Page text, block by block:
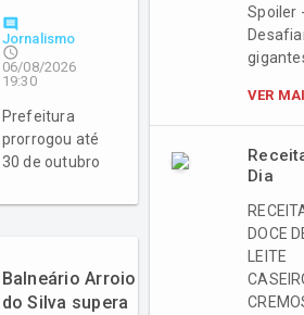
oportunidade
de quitação
de débitos
comment
Jornalismo
access_time
06/08/2026
19:30
Prefeitura
prorrogou até
30 de outubro
Refis para
pendências à
vista
Balneário Arroio
do Silva supera
Spoiler
VER
Dia
DOCE
LEITE